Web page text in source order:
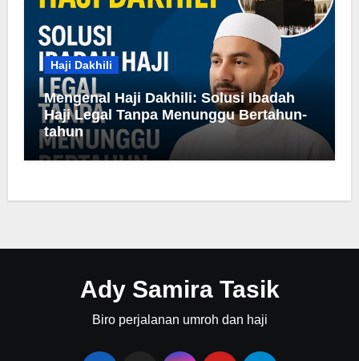
Haji Dakhili
Mengenal Haji Dakhili: Solusi Ibadah
Haji Legal Tanpa Menunggu Bertahun-
tahun
Ady Samira Tasik
Biro perjalanan umroh dan haji